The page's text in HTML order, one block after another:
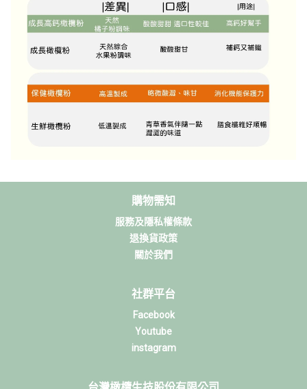
購物需知
服務及隱私權條款
退換貨政策
關於我們
社群平台
Facebook
Youtube
instagram